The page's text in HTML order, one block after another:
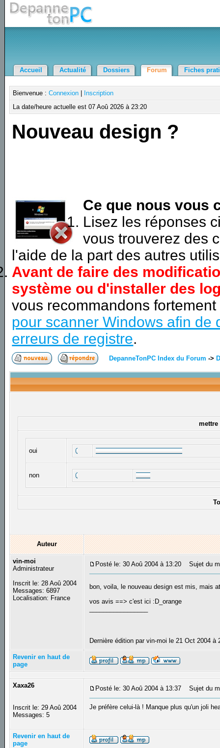
Accueil Actualité Dossiers Forum Fiches
Bienvenue :Connexion
Inscription
La date/heure actuelle est 07 Aoû 2026 à 23:20
Nouveau design ?
Ce que nous vous
Lisez les réponses
vous trouverez des
l'aide de la part des autres
Avant de faire des
système ou d'installer des
vous recommandons
pour scanner Windows afin de
erreurs de registre.
DepanneTonPC Index du Forum ->
mettre
oui
non
Auteur
vin-moi
Administrateur
Inscrit le: 28 Aoû 2004
Messages: 6897
Localisation: France
Posté le: 30 Aoû 2004 à 13:20 Sujet du
bon, voila, le nouveau design est mis, mais
vos avis ==> c'est ici :D_orange
Dernière édition par vin-moi le 21 Oct 2004
Revenir en haut de
page
Xaxa26
Inscrit le: 29 Aoû 2004
Messages: 5
Posté le: 30 Aoû 2004 à 13:37 Sujet du
Je préfère celui-là ! Manque plus qu'un joli
Revenir en haut de
page